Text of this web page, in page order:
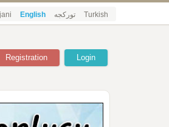
English تورکجه Turkish
Login
Registration